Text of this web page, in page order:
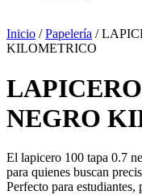
Inicio /Papelería /
KILOMETRICO
LAPICERO
NEGRO
El lapicero 100 tapa 0.7
para quienes buscan
Perfecto para